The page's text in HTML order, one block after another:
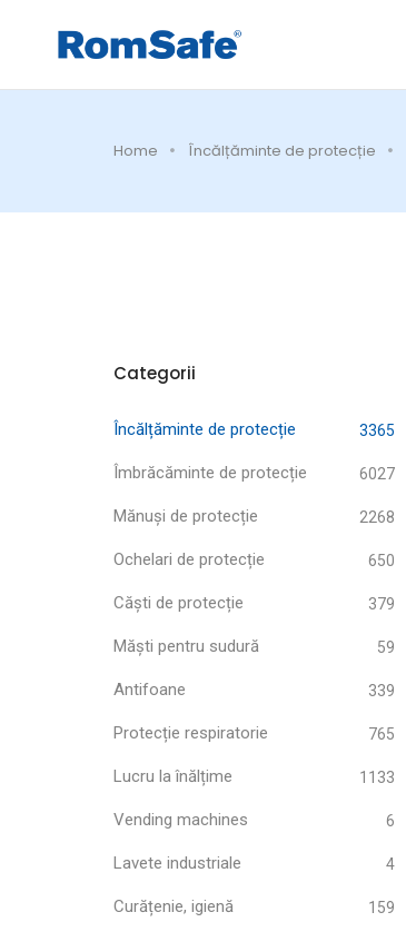
Home Încălțăminte de protecție
Categorii
Încălțăminte de protecție 3365
Îmbrăcăminte de protecție 6027
Mănuși de protecție 2268
Ochelari de protecție 650
Căști de protecție 379
Măști pentru sudură 59
Antifoane 339
Protecție respiratorie 765
Lucru la înălțime 1133
Vending machines 6
Lavete industriale 4
Curățenie, igienă 159